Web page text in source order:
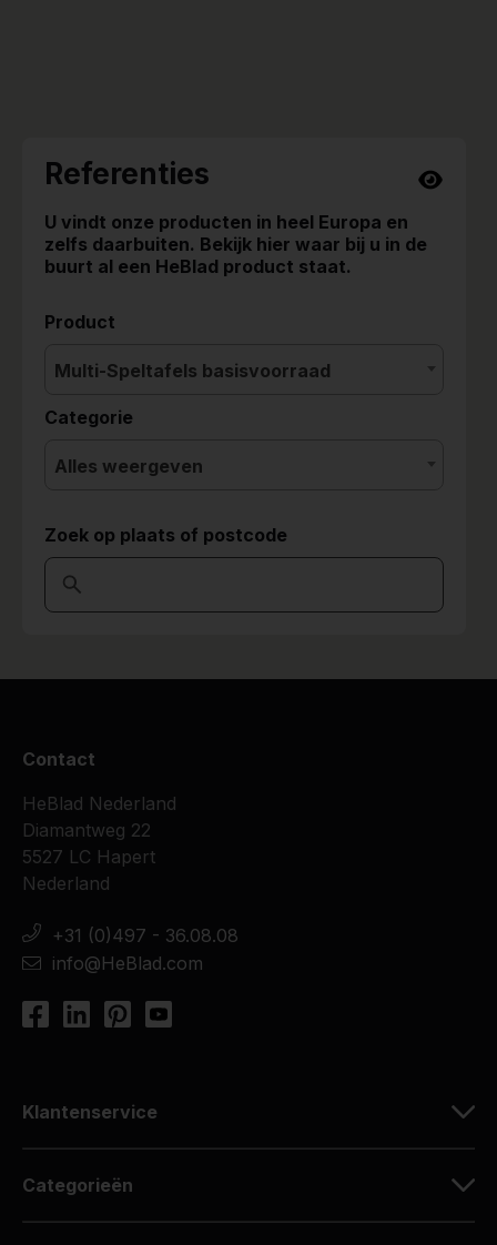
Referenties
U vindt onze producten in heel Europa en
zelfs daarbuiten. Bekijk hier waar bij u in de
buurt al een HeBlad product staat.
Product
Multi-Speltafels basisvoorraad
Categorie
Alles weergeven
Zoek op plaats of postcode
Contact
HeBlad Nederland
Diamantweg 22
5527 LC Hapert
Nederland
+31 (0)497 - 36.08.08
info@HeBlad.com
Klantenservice
Categorieën